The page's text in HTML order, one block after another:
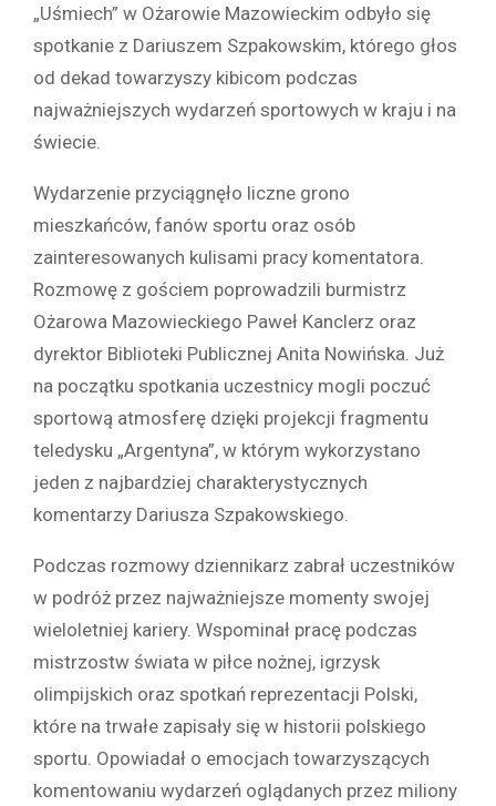
„Uśmiech” w Ożarowie Mazowieckim odbyło się
spotkanie z Dariuszem Szpakowskim, którego głos
od dekad towarzyszy kibicom podczas
najważniejszych wydarzeń sportowych w kraju i na
świecie.
Wydarzenie przyciągnęło liczne grono
mieszkańców, fanów sportu oraz osób
zainteresowanych kulisami pracy komentatora.
Rozmowę z gościem poprowadzili burmistrz
Ożarowa Mazowieckiego Paweł Kanclerz oraz
dyrektor Biblioteki Publicznej Anita Nowińska. Już
na początku spotkania uczestnicy mogli poczuć
sportową atmosferę dzięki projekcji fragmentu
teledysku „Argentyna”, w którym wykorzystano
jeden z najbardziej charakterystycznych
komentarzy Dariusza Szpakowskiego.
Podczas rozmowy dziennikarz zabrał uczestników
w podróż przez najważniejsze momenty swojej
wieloletniej kariery. Wspominał pracę podczas
mistrzostw świata w piłce nożnej, igrzysk
olimpijskich oraz spotkań reprezentacji Polski,
które na trwałe zapisały się w historii polskiego
sportu. Opowiadał o emocjach towarzyszących
komentowaniu wydarzeń oglądanych przez miliony